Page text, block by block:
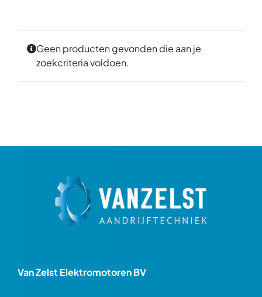
Vacatures
Geen producten gevonden die aan je
zoekcriteria voldoen.
Van Zelst Elektromotoren BV